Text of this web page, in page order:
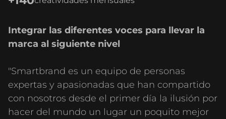
Integrar las diferentes voces para llevar la
marca al siguiente nivel
"Smartbrand es un equipo de personas
expertas y apasionadas que han compartido
con nosotros desde el primer día la ilusión por
hacer del mundo un lugar un poquito mejor